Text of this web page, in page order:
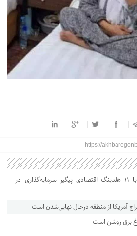
https://
استاندار: بابک زنجانی با ۱۱ هلدینگ اقتصادی پیگیر سرمایه‌گذاری در
آمریکا از منطقه درحال نهایی‌شدن است
برق روشن است